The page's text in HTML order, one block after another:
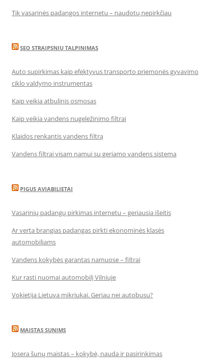
Tik vasarinės padangos internetu – naudotų nepirkčiau
SEO STRAIPSNIU TALPINIMAS
Auto supirkimas kaip efektyvus transporto priemonės gyvavimo
ciklo valdymo instrumentas
Kaip veikia atbulinis osmosas
Kaip veikia vandens nugeležinimo filtrai
Klaidos renkantis vandens filtrą
Vandens filtrai visam namui su geriamo vandens sistema
PIGUS AVIABILIETAI
Vasarinių padangų pirkimas internetu – geriausia išeitis
Ar verta brangias padangas pirkti ekonominės klasės
automobiliams
Vandens kokybės garantas namuose – filtrai
Kur rasti nuomai automobilį Vilniuje
Vokietija Lietuva mikriukai. Geriau nei autobusu?
MAISTAS SUNIMS
Josera šunų maistas – kokybė, nauda ir pasirinkimas